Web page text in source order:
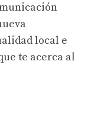
local e
te acerca al